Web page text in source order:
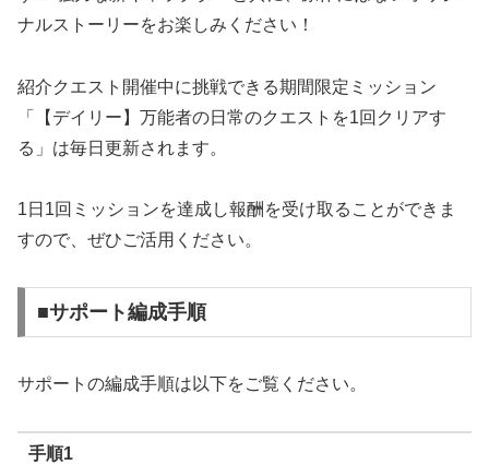
ナルストーリーをお楽しみください！
紹介クエスト開催中に挑戦できる期間限定ミッション
「【デイリー】万能者の日常のクエストを1回クリアす
る」は毎日更新されます。
1日1回ミッションを達成し報酬を受け取ることができま
すので、ぜひご活用ください。
■サポート編成手順
サポートの編成手順は以下をご覧ください。
手順1